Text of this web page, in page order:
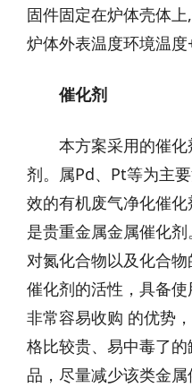
固件固定在炉体壳体上
炉体外表温度环境温
催化剂
本方案采用的催
剂。属Pd、Pt等为主
效的有机废气净化催
是贵重金属金属催化
对氮化合物以及化合
催化剂的活性，具备使
非常容易收购 的优势
格比较贵、易中毒了
品，尽量减少该类金